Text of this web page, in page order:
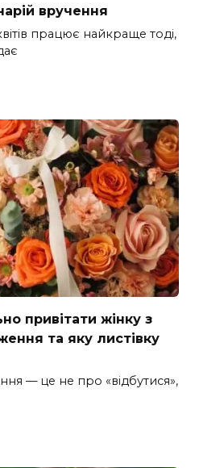
вручення
працює найкраще тоді,
привітати жінку з
та яку листівку
— це не про «відбутися»,